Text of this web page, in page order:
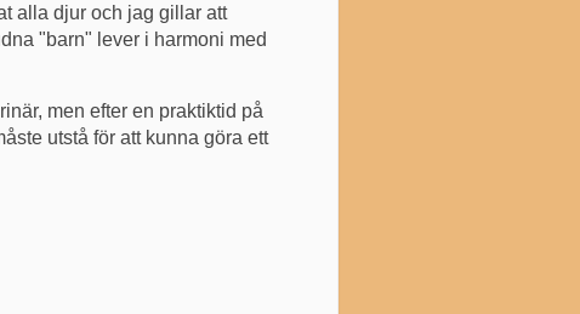
alla djur och jag gillar att
"barn" lever i harmoni med
men efter en praktiktid på
utstå för att kunna göra ett